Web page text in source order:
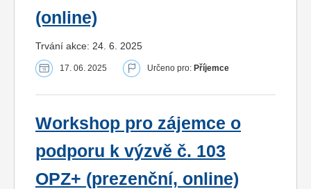
(online)
Trvání akce: 24. 6. 2025
17. 06. 2025 Určeno pro: Příjemce
Workshop pro zájemce o
podporu k výzvě č. 103
OPZ+ (prezenční, online)